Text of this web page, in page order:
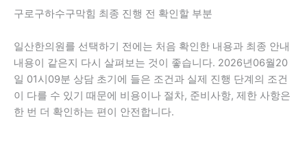
구로구하수구막힘 최종 진행 전 확인할 부분
일산한의원를 선택하기 전에는 처음 확인한 내용과 최종 안내
내용이 같은지 다시 살펴보는 것이 좋습니다. 2026년06월20
일 01시09분 상담 초기에 들은 조건과 실제 진행 단계의 조건
이 다를 수 있기 때문에 비용이나 절차, 준비사항, 제한 사항은
한 번 더 확인하는 편이 안전합니다.